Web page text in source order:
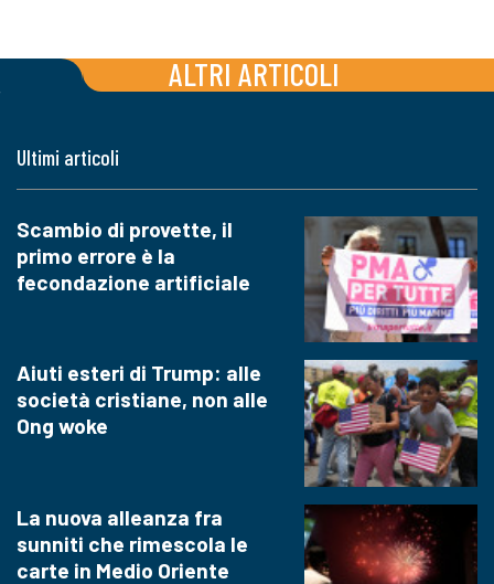
ALTRI ARTICOLI
Ultimi articoli
Scambio di provette, il
primo errore è la
fecondazione artificiale
Aiuti esteri di Trump: alle
società cristiane, non alle
Ong woke
La nuova alleanza fra
sunniti che rimescola le
carte in Medio Oriente